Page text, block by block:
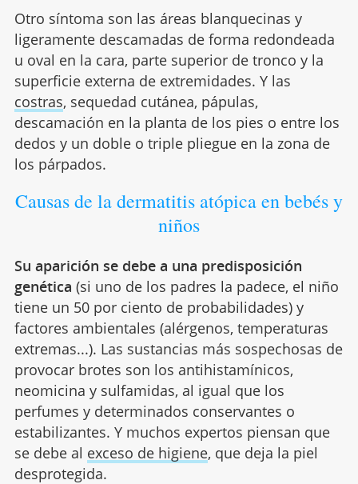
Otro síntoma son las áreas blanquecinas y
ligeramente descamadas de forma redondeada
u oval en la cara, parte superior de tronco y la
superficie externa de extremidades. Y las
costras, sequedad cutánea, pápulas,
descamación en la planta de los pies o entre los
dedos y un doble o triple pliegue en la zona de
los párpados.
Causas de la dermatitis atópica en bebés y
niños
Su aparición se debe a una predisposición
genética (si uno de los padres la padece, el niño
tiene un 50 por ciento de probabilidades) y
factores ambientales (alérgenos, temperaturas
extremas...). Las sustancias más sospechosas de
provocar brotes son los antihistamínicos,
neomicina y sulfamidas, al igual que los
perfumes y determinados conservantes o
estabilizantes. Y muchos expertos piensan que
se debe al exceso de higiene, que deja la piel
desprotegida.